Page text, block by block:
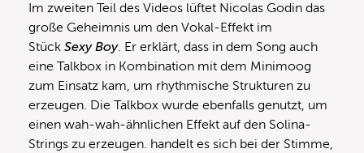
Im zweiten Teil des Videos lüftet Nicolas Godin das
große Geheimnis um den Vokal-Effekt im
Stück Sexy Boy. Er erklärt, dass in dem Song auch
eine Talkbox in Kombination mit dem Minimoog
zum Einsatz kam, um rhythmische Strukturen zu
erzeugen. Die Talkbox wurde ebenfalls genutzt, um
einen wah-wah-ähnlichen Effekt auf den Solina-
Strings zu erzeugen. handelt es sich bei der Stimme,